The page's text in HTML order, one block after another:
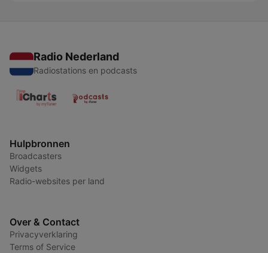
Radio Nederland
Radiostations en podcasts
Hulpbronnen
Broadcasters
Widgets
Radio-websites per land
Over & Contact
Privacyverklaring
Terms of Service